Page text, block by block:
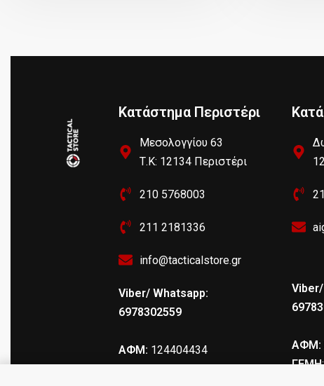
Κατάστημα Περιστέρι
Μεσολογγίου 63
Τ.Κ: 12134 Περιστέρι
210 5768003
211 2181336
info@tacticalstore.gr
Viber/ Whatsapp:
6978302559
ΑΦΜ: 124404434
ΓΕΜΗ: 147469103000
ΑΦΜ:
ΓΕΜΗ